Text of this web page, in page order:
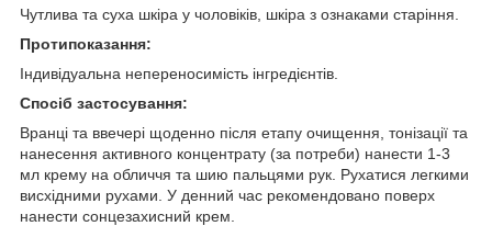
Чутлива та суха шкіра у чоловіків, шкіра з ознаками старіння.
Протипоказання:
Індивідуальна непереносимість інгредієнтів.
Спосіб застосування:
Вранці та ввечері щоденно після етапу очищення, тонізації та
нанесення активного концентрату (за потреби) нанести 1-3
мл крему на обличчя та шию пальцями рук. Рухатися легкими
висхідними рухами. У денний час рекомендовано поверх
нанести сонцезахисний крем.